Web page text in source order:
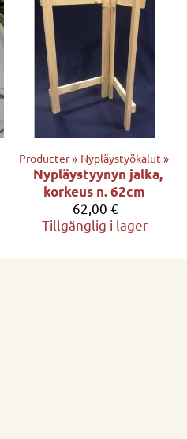
Producter‪» Nypläystyökalut ‪»
Nypläystyynyn jalka,
korkeus n. 62cm
62,00 €
Tillgänglig i lager